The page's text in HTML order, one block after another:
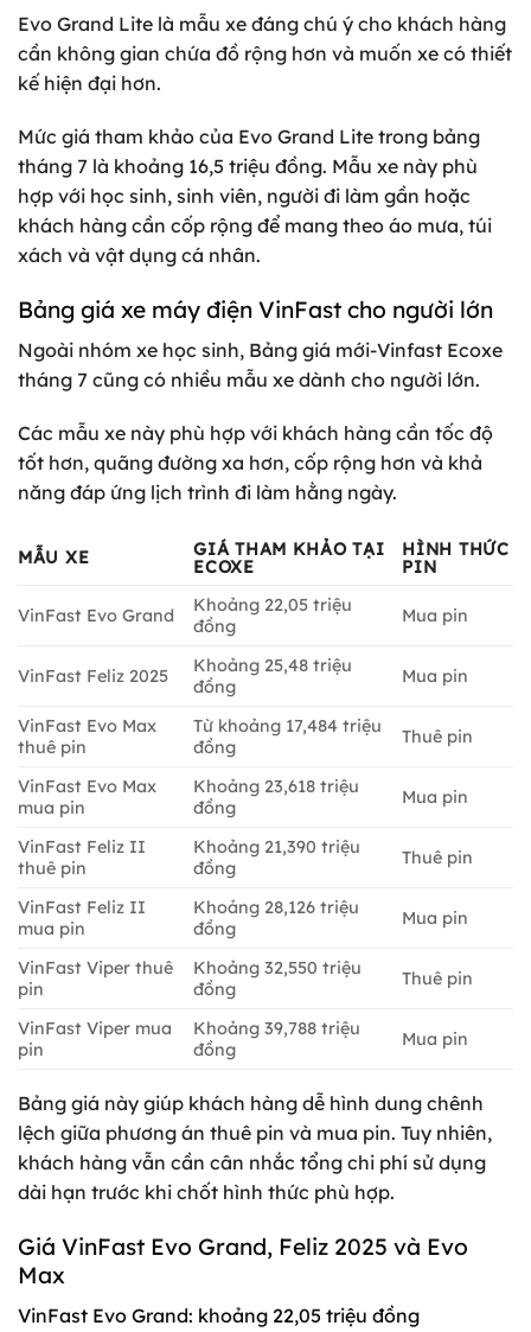
Evo Grand Lite là mẫu xe đáng chú ý cho khách hàng
cần không gian chứa đồ rộng hơn và muốn xe có thiết
kế hiện đại hơn.
Mức giá tham khảo của Evo Grand Lite trong bảng
tháng 7 là khoảng 16,5 triệu đồng. Mẫu xe này phù
hợp với học sinh, sinh viên, người đi làm gần hoặc
khách hàng cần cốp rộng để mang theo áo mưa, túi
xách và vật dụng cá nhân.
Bảng giá xe máy điện VinFast cho người lớn
Ngoài nhóm xe học sinh, Bảng giá mới-Vinfast Ecoxe
tháng 7 cũng có nhiều mẫu xe dành cho người lớn.
Các mẫu xe này phù hợp với khách hàng cần tốc độ
tốt hơn, quãng đường xa hơn, cốp rộng hơn và khả
năng đáp ứng lịch trình đi làm hằng ngày.
MẪU XE
GIÁ THAM KHẢO TẠI
ECOXE
HÌNH THỨC
PIN
VinFast Evo Grand
Khoảng 22,05 triệu
đồng
Mua pin
VinFast Feliz 2025
Khoảng 25,48 triệu
đồng
Mua pin
VinFast Evo Max
thuê pin
Từ khoảng 17,484 triệu
đồng
Thuê pin
VinFast Evo Max
mua pin
Khoảng 23,618 triệu
đồng
Mua pin
VinFast Feliz II
thuê pin
Khoảng 21,390 triệu
đồng
Thuê pin
VinFast Feliz II
mua pin
Khoảng 28,126 triệu
đồng
Mua pin
VinFast Viper thuê
pin
Khoảng 32,550 triệu
đồng
Thuê pin
VinFast Viper mua
pin
Khoảng 39,788 triệu
đồng
Mua pin
Bảng giá này giúp khách hàng dễ hình dung chênh
lệch giữa phương án thuê pin và mua pin. Tuy nhiên,
khách hàng vẫn cần cân nhắc tổng chi phí sử dụng
dài hạn trước khi chốt hình thức phù hợp.
Giá VinFast Evo Grand, Feliz 2025 và Evo
Max
VinFast Evo Grand: khoảng 22,05 triệu đồng